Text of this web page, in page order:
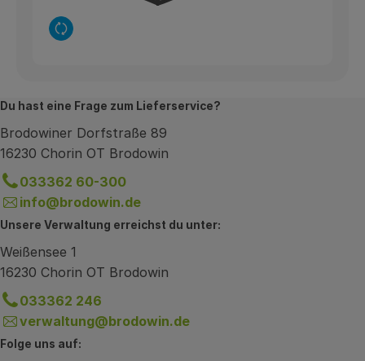
Auswahl ändern
Du hast eine Frage zum Lieferservice?
Brodowiner Dorfstraße 89
16230 Chorin OT Brodowin
033362 60-300
info@brodowin.de
Unsere Verwaltung erreichst du unter:
Weißensee 1
16230 Chorin OT Brodowin
033362 246
verwaltung@brodowin.de
Folge uns auf: